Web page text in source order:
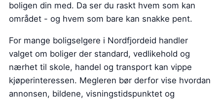
boligen din med. Da ser du raskt hvem som kan
området - og hvem som bare kan snakke pent.
For mange boligselgere i Nordfjordeid handler
valget om boliger der standard, vedlikehold og
nærhet til skole, handel og transport kan vippe
kjøperinteressen. Megleren bør derfor vise hvordan
annonsen, bildene, visningstidspunktet og